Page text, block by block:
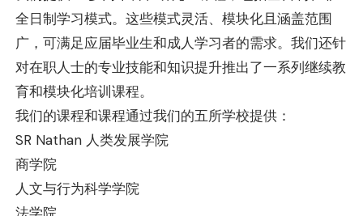
全日制学习模式。这些模式灵活、模块化且涵盖范围
广，可满足应届毕业生和成人学习者的需求。我们还针
对在职人士的专业技能和知识提升推出了一系列继续教
育和模块化培训课程。
我们的课程和课程通过我们的五所学校提供：
SR Nathan 人类发展学院
商学院
人文与行为科学学院
法学院